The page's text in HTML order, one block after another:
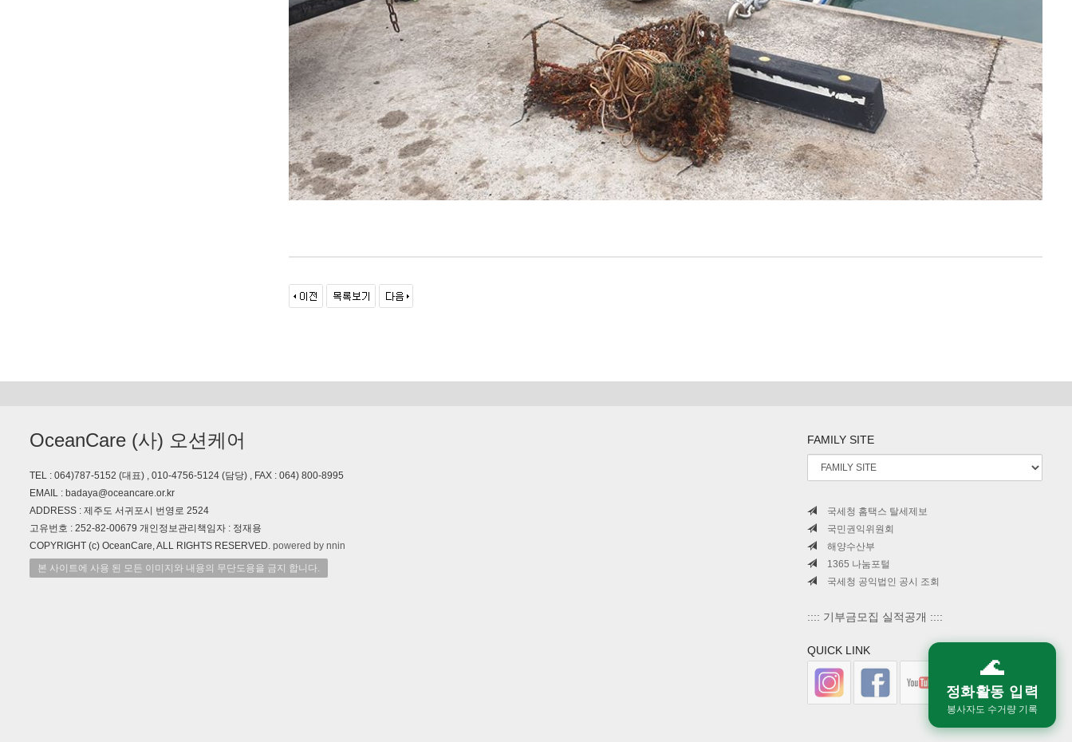
OceanCare (사) 오션케어
TEL : 064)787-5152 (대표) , 010-4756-5124 (담당) , FAX : 064) 800-8995
EMAIL : badaya@oceancare.or.kr
ADDRESS : 제주도 서귀포시 번영로 2524
고유번호 : 252-82-00679 개인정보관리책임자 : 정재용
COPYRIGHT (c) OceanCare, ALL RIGHTS RESERVED. powered by nnin
본 사이트에 사용 된 모든 이미지와 내용의 무단도용을 금지 합니다.
FAMILY SITE
국세청 홈택스 탈세제보
국민권익위원회
해양수산부
1365 나눔포털
국세청 공익법인 공시 조회
:::: 기부금모집 실적공개 ::::
QUICK LINK
🌊
정화활동 입력
봉사자도 수거량 기록